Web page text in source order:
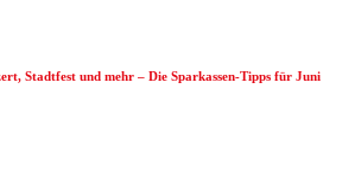
Stadtfest und mehr – Die Sparkassen-Tipps für Juni